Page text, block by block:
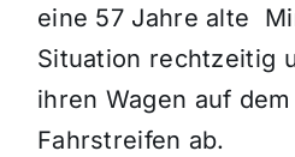
eine 57 Jahre alte
Situation rechtzeitig
ihren Wagen auf
Fahrstreifen ab.